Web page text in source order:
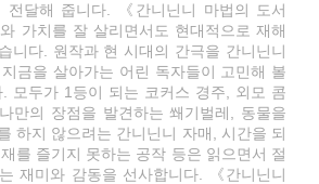
전달해 줍니다. 《간니닌니 마법의 도서
가치를 잘 살리면서도 현대적으로 재해
니다. 원작과 현 시대의 간극을 간니닌니
금을 살아가는 어린 독자들이 고민해 볼
모두가 1등이 되는 코커스 경주, 외모 콤
만의 장점을 발견하는 쐐기벌레, 동물을
하지 않으려는 간니닌니 자매, 시간을 되
를 즐기지 못하는 공작 등은 읽으면서 절
재미와 감동을 선사합니다. 《간니닌니